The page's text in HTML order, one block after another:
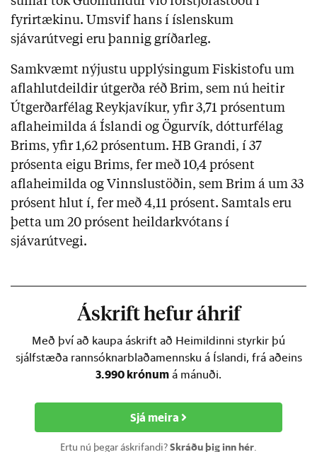
fyrirtækinu. Umsvif hans í íslenskum
sjávarútvegi eru þannig gríðarleg.
Samkvæmt nýjustu upplýsingum Fiskistofu um
aflahlutdeildir útgerða réð Brim, sem nú heitir
Útgerðarfélag Reykjavíkur, yfir 3,71 prósentum
aflaheimilda á Íslandi og Ögurvík, dótturfélag
Brims, yfir 1,62 prósentum. HB Grandi, í 37
prósenta eigu Brims, fer með 10,4 prósent
aflaheimilda og Vinnslustöðin, sem Brim á um 33
prósent hlut í, fer með 4,11 prósent. Samtals eru
þetta um 20 prósent heildarkvótans í
sjávarútvegi.
Áskrift hefur áhrif
Með því að kaupa áskrift að Heimildinni styrkir þú
sjálfstæða rannsóknarblaðamennsku á Íslandi, frá aðeins
3.990 krónum á mánuði.
Sjá meira
Ertu nú þegar áskrifandi?Skráðu þig inn hér.